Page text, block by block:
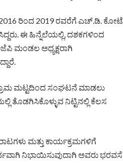
ರಿಂದ 2019 ರವರೆಗೆ ಎಚ್.ಡಿ. ಕೋಟೆ
ಈ ಹಿನ್ನೆಲೆಯಲ್ಲಿ, ದಶಕಗಳಿಂದ
ಮಂಡಲ ಅಧ್ಯಕ್ಷರಾಗಿ
ಮಟ್ಟದಿಂದ ಸಂಘಟನೆ ಮಾಡಲು
ತೊಡಗಿಸಿಕೊಳ್ಳುವ ನಿಟ್ಟಿನಲ್ಲಿ ಕೆಲಸ
ಮತ್ತು ಕಾರ್ಯಕ್ರಮಗಳಿಗೆ
ನಿಭಾಯಿಸುವುದಾಗಿ ಅವರು ಭರವಸೆ